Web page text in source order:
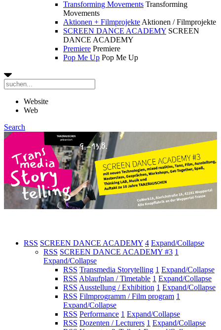
Transforming Movements Transforming
Movements
Aktionen + Filmprojekte Aktionen / Filmprojekte
SCREEN DANCE ACADEMY SCREEN
DANCE ACADEMY
Premiere Premiere
Pop Me Up Pop Me Up
Website
Web
Search
RSS SCREEN DANCE ACADEMY 4 Expand/Collapse
RSS SCREEN DANCE ACADEMY #3 1
Expand/Collapse
RSS Transmedia Storytelling 1 Expand/Collapse
RSS Ablaufplan / Timetable 1 Expand/Collapse
RSS Ausstellung / Exhibition 1 Expand/Collapse
RSS Filmprogramm / Film program 1
Expand/Collapse
RSS Performance 1 Expand/Collapse
RSS Dozenten / Lecturers 1 Expand/Collapse